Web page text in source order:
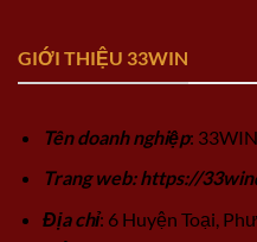
GIỚI THIỆU 33WIN
Tên doanh nghiệp: 33WIN
Trang web: https://
Địa chỉ: 6 Huyện Toại,